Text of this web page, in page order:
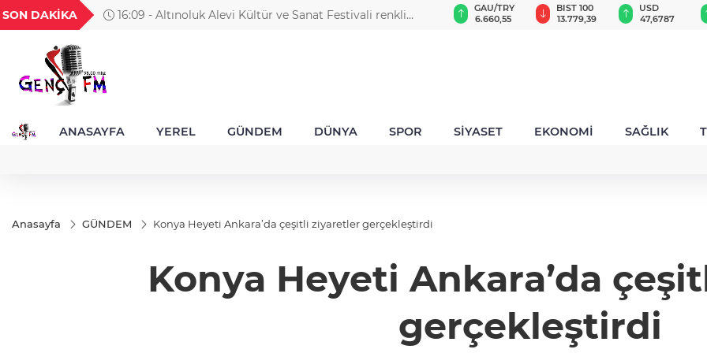
SON DAKİKA 15:53 - Arbil Akın kadın muhtarlarla buluştu
18,2677
TND
16,3788
BGN
27,9743
VND
0,0018
GAU/TRY
6.660,55
BIST 100
13.779,39
USD
47,6787
EUR
55,1254
ANASAYFA YEREL GÜNDEM DÜNYA SPOR SİYASET EKONOMİ SAĞLIK
Anasayfa GÜNDEM Konya Heyeti Ankara’da çeşitli ziyaretler gerçekleştirdi
Konya Heyeti Ankara’da
gerçekleştirdi